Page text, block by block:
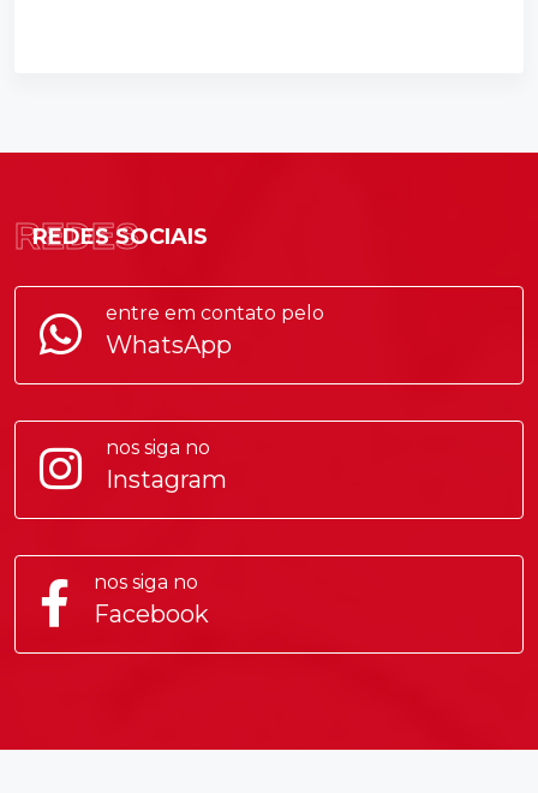
REDES SOCIAIS
REDES
entre em contato pelo
WhatsApp
nos siga no
Instagram
nos siga no
Facebook